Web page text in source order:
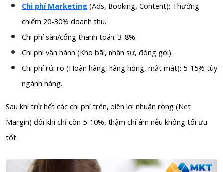
Chi phí Marketing (Ads, Booking, Content): Thường
chiếm 20-30% doanh thu.
Chi phí sàn/cổng thanh toán: 3-8%.
Chi phí vận hành (Kho bãi, nhân sự, đóng gói).
Chi phí rủi ro (Hoàn hàng, hàng hỏng, mất mát): 5-15% tùy
ngành hàng.
Sau khi trừ hết các chi phí trên, biên lợi nhuận ròng (Net
Margin) đôi khi chỉ còn 5-10%, thậm chí âm nếu không tối ưu
tốt.